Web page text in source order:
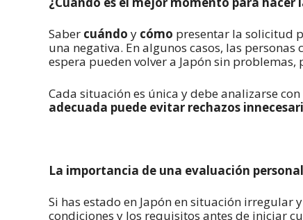
Saber cuándo y cómo presentar la solicitud
una negativa. En algunos casos, las
espera pueden volver a Japón sin problemas,
Cada situación es única y debe analizarse
adecuada puede evitar rechazos
La importancia de una evaluación
Si has estado en Japón en situación irregular
condiciones y los requisitos antes de iniciar